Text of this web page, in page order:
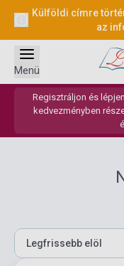
Külföldi címre
az
Regisztráljon és
kedvezményben
Menü